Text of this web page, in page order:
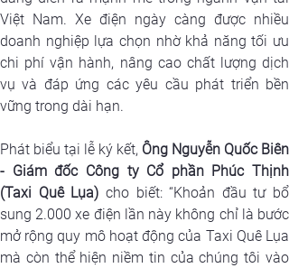
Việt Nam. Xe điện ngày càng được nhiều
doanh nghiệp lựa chọn nhờ khả năng tối ưu
chi phí vận hành, nâng cao chất lượng dịch
vụ và đáp ứng các yêu cầu phát triển bền
vững trong dài hạn.
Phát biểu tại lễ ký kết, Ông Nguyễn Quốc Biên
- Giám đốc Công ty Cổ phần Phúc Thịnh
(Taxi Quê Lụa) cho biết: “Khoản đầu tư bổ
sung 2.000 xe điện lần này không chỉ là bước
mở rộng quy mô hoạt động của Taxi Quê Lụa
mà còn thể hiện niềm tin của chúng tôi vào